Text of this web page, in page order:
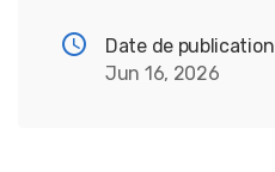
Date de publication
Jun 16, 2026